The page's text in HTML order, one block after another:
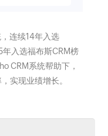
连续14年入选
入选福布斯CRM榜
CRM系统帮助下，
实现业绩增长。